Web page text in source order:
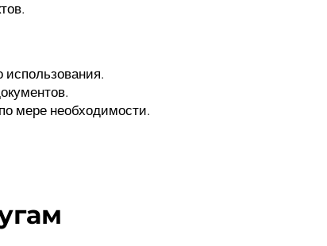
использования.
мере необходимости.